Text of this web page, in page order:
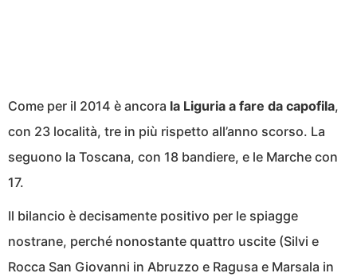
Come per il 2014 è ancora la Liguria a fare da capofila,
con 23 località, tre in più rispetto all’anno scorso. La
seguono la Toscana, con 18 bandiere, e le Marche con
17.
Il bilancio è decisamente positivo per le spiagge
nostrane, perché nonostante quattro uscite (Silvi e
Rocca San Giovanni in Abruzzo e Ragusa e Marsala in